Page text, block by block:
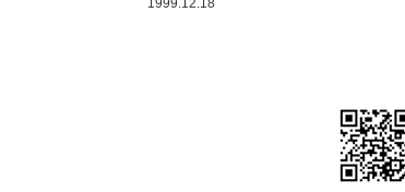
1999.12.18